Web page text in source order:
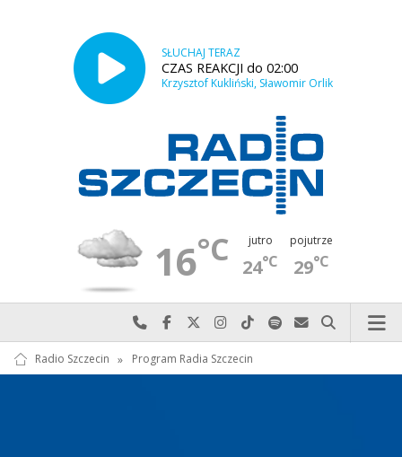
SŁUCHAJ TERAZ
CZAS REAKCJI do 02:00
Krzysztof Kukliński, Sławomir Orlik
16°C jutro
24°C
pojutrze
29°C
Najlepiej po prostu do nas zadzwoń
Odwiedź nas na Facebook-u
Odwiedź nas na X
Odwiedź nas na Instagram-ie
Odwiedź nas na TikTok-u
Szukaj nas na Spotify
Wyślij do nas
Szukaj
Radio Szczecin » Program Radia Szczecin